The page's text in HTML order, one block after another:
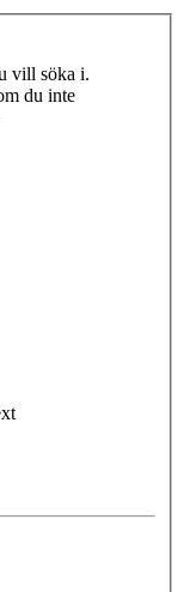
vill söka i.
du inte